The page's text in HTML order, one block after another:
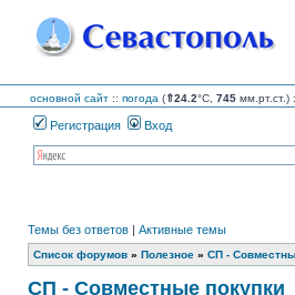
основной сайт :: погода (⇑24.2°C, 745 мм.рт.ст.)
Регистрация Вход
Темы без ответов | Активные темы
Список форумов » Полезное » СП -
СП - Совместные покупки